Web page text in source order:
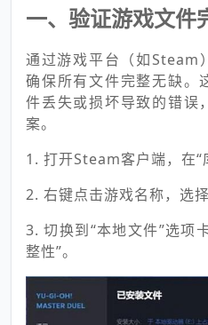
一、验证游戏文件
通过游戏平台（如Steam
确保所有文件完整无缺。
件丢失或损坏导致的错误
案。
1. 打开Steam客户端，在“
2. 右键点击游戏名称，选择
3. 切换到“本地文件”选项
整性”。